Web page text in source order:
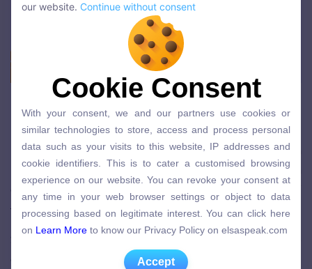
Thành công với The IELTS Workshop
Sách IELTS Speaking “Best-seller”
Ngoài giảng dạy, anh còn chắp bút cho loạt sách
luyện thi IELTS. “Hot” nhất trong số đó phải kể đến
cuốn sách “How to crack the
IELTS Speaking Test
Đặng Trần Tùng.
Sách Speaking Đặng Trần Tùng là kim chỉ nam cho
các “chiến binh” IELTS hướng tới mức điểm từ 6.0
Continue without consent
Cookie Consent
similar technologies to store, access and process personal
data such as your visits to this website, IP addresses and
cookie identifiers. This is to cater a customised browsing
experience on our website. You can revoke your consent at
any time in your web browser settings or object to data
processing based on legitimate interest. You can click here
on
Learn More to know our Privacy Policy on elsaspeak.com
Accept
our website. Continue without consent
Cookie Consent
With your consent, we and our partners use cookies or
similar technologies to store, access and process personal
data such as your visits to this website, IP addresses and
cookie identifiers. This is to cater a customised browsing
experience on our website. You can revoke your consent at
any time in your web browser settings or object to data
processing based on legitimate interest. You can click here
on Learn More to know our Privacy Policy on elsaspeak.com
Accept